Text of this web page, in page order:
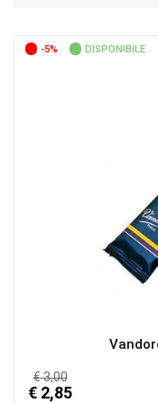
-5% DISPONIBILE
€ 3,00
€ 2,85